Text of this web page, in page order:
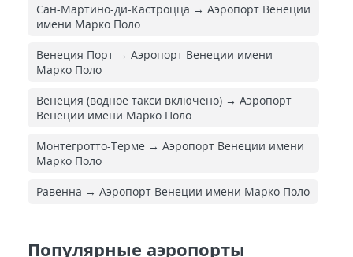
Сан-Мартино-ди-Кастроцца → Аэропорт Венеции
имени Марко Поло
Венеция Порт → Аэропорт Венеции имени
Марко Поло
Венеция (водное такси включено) → Аэропорт
Венеции имени Марко Поло
Монтегротто-Терме → Аэропорт Венеции имени
Марко Поло
Равенна → Аэропорт Венеции имени Марко Поло
Популярные аэропорты